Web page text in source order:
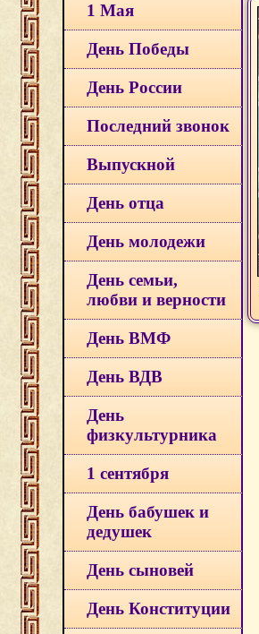
1 Мая
День Победы
День России
Последний звонок
Выпускной
День отца
День молодежи
День семьи,
любви и верности
День ВМФ
День ВДВ
День
физкультурника
1 сентября
День бабушек и
дедушек
День сыновей
День Конституции